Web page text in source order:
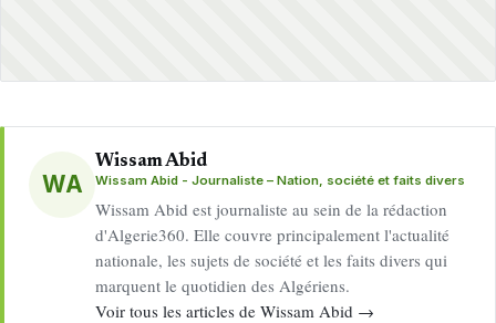
WA
Wissam Abid
Wissam Abid - Journaliste – Nation, société et faits divers
Wissam Abid est journaliste au sein de la rédaction
d'Algerie360. Elle couvre principalement l'actualité
nationale, les sujets de société et les faits divers qui
marquent le quotidien des Algériens.
Voir tous les articles de Wissam Abid →